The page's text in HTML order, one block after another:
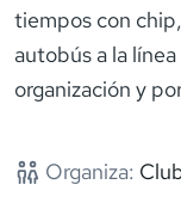
tiempos con
autobús a la
organización y
Organiza: